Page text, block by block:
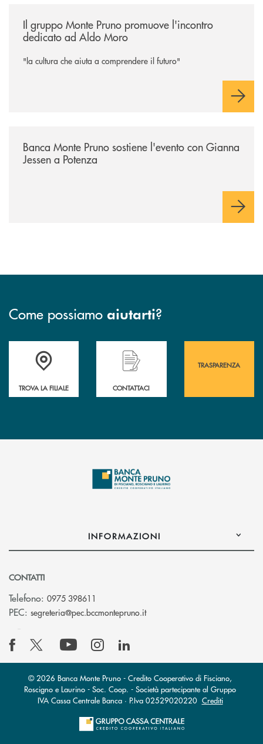
Il gruppo Monte Pruno promuove l'incontro
dedicato ad Aldo Moro
"la cultura che aiuta a comprendere il futuro"
Banca Monte Pruno sostiene l'evento con Gianna
Jessen a Potenza
Come possiamo aiutarti?
Accedi all' elenco completo&nbsp; delle&nbsp; filiali&nbsp; di Banca
TROVA LA FILIALE
Hai bisogno di assistenza immediata?
CONTATTACI
TRASPARENZA
INFORMAZIONI
CONTATTI
Telefono: 0975 398611
PEC: segreteria@pec.bccmontepruno.it(si apre l’app di posta
© 2026 Banca Monte Pruno - Credito Cooperativo di Fisciano,
Roscigno e Laurino - Soc. Coop. - Società partecipante al Gruppo
IVA Cassa Centrale Banca · P.Iva 02529020220 Crediti